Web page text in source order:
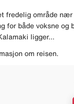
fredelig område
for både voksne og
ligger...
om reisen.